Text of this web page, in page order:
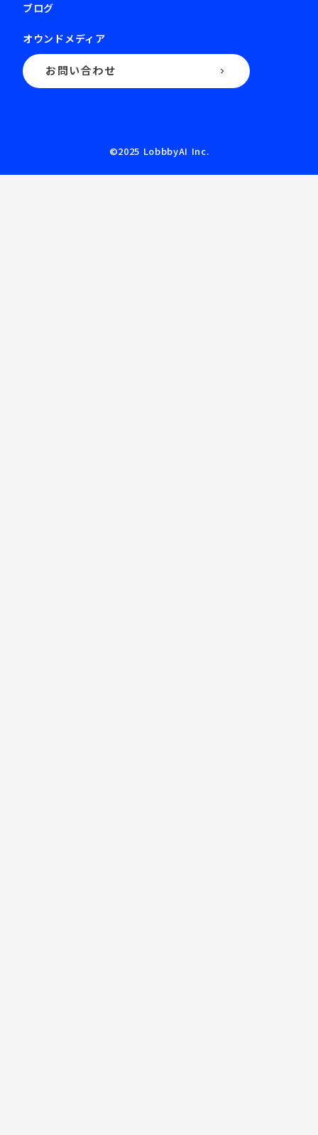
ブログ
オウンドメディア
お問い合わせ keyboard_arrow_right
©️2025 LobbbyAI Inc.